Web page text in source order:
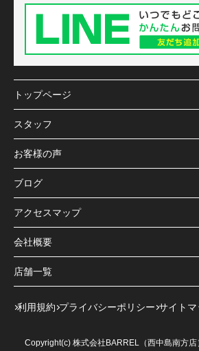
トップページ
スタッフ
お客様の声
ブログ
アクセスマップ
会社概要
店舗一覧
利用規約 プライバシーポリシー サイトマ
Copyright(c) 株式会社BARREL（西中島南方